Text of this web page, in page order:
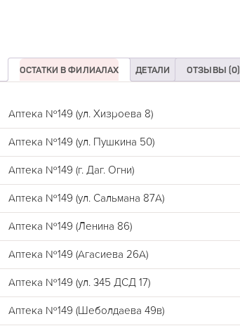
ОСТАТКИ В ФИЛИАЛАХ ДЕТАЛИ ОТЗЫВЫ (0)
Аптека №149 (ул. Хизроева 8)
Аптека №149 (ул. Пушкина 50)
Аптека №149 (г. Даг. Огни)
Аптека №149 (ул. Сальмана 87А)
Аптека №149 (Ленина 86)
Аптека №149 (Агасиева 26А)
Аптека №149 (ул. 345 ДСД 17)
Аптека №149 (Шеболдаева 49в)